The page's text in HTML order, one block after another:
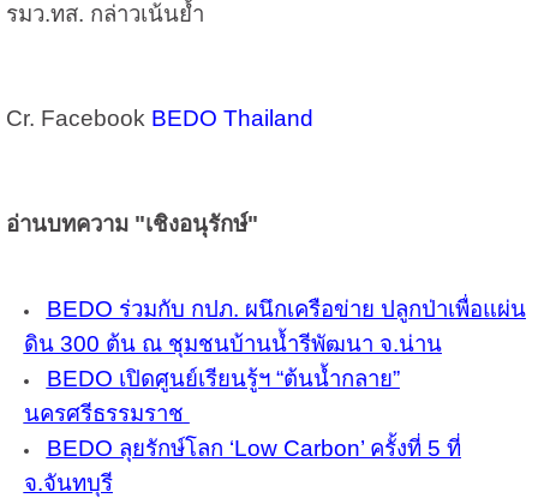
รมว.ทส. กล่าวเน้นย้ำ
Cr. Facebook BEDO Thailand
อ่านบทความ "เชิงอนุรักษ์"
BEDO ร่วมกับ กปภ. ผนึกเครือข่าย ปลูกป่าเพื่อแผ่น
ดิน 300 ต้น ณ ชุมชนบ้านน้ำรีพัฒนา จ.น่าน
BEDO เปิดศูนย์เรียนรู้ฯ “ต้นน้ำกลาย”
นครศรีธรรมราช
BEDO ลุยรักษ์โลก ‘Low Carbon’ ครั้งที่ 5 ที่
จ.จันทบุรี